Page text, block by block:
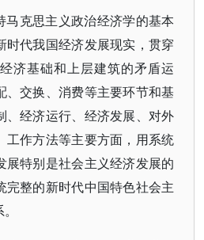
马克思主义政治经济学的基本
时代我国经济发展现实，贯穿
济基础和上层建筑的矛盾运
、交换、消费等主要环节和基
、经济运行、经济发展、对外
工作方法等主要方面，用系统
展特别是社会主义经济发展的
完整的新时代中国特色社会主